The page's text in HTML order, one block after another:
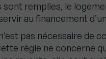
sont remplies, le
au financement
pas nécessaire de
règle ne concerne